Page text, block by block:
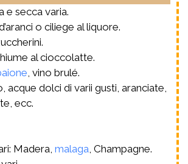
e secca varia.
o ciliege al liquore.
al cioccolatte.
, vino brulé.
acque dolci di varii gusti, aranciate,
ecc.
Madera, malaga , Champagne.